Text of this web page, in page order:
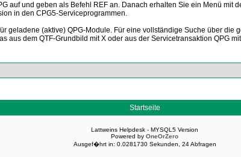
auf und geben als Befehl REF an. Danach erhalten Sie ein Menü
in den CPG5-Serviceprogrammen.
geladene (aktive) QPG-Module. Für eine vollständige Suche über die
aus dem QTF-Grundbild mit X oder aus der Servicetransaktion QPG
Startseite
Lattweins Helpdesk - MYSQL5 Version
Powered by OneOrZero
Ausgef�hrt in: 0.0281730 Sekunden, 24 Abfragen